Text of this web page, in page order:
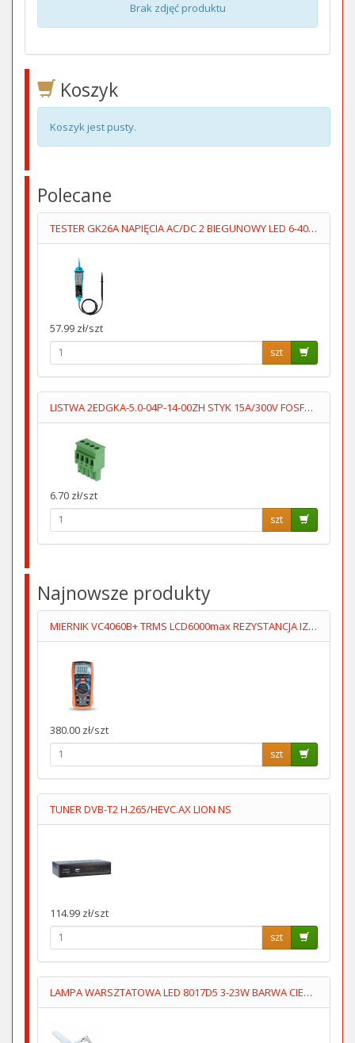
Brak zdjęć produktu
Koszyk
Koszyk jest pusty.
Polecane
TESTER GK26A NAPIĘCIA AC/DC 2 BIEGUNOWY LED 6-400V
57.99 zł/szt
szt
LISTWA 2EDGKA-5.0-04P-14-00ZH STYK 15A/300V FOSFOROBRĄZ
6.70 zł/szt
szt
Najnowsze produkty
MIERNIK VC4060B+ TRMS LCD6000max REZYSTANCJA IZOL 500V/1000V
380.00 zł/szt
szt
TUNER DVB-T2 H.265/HEVC.AX LION NS
114.99 zł/szt
szt
LAMPA WARSZTATOWA LED 8017D5 3-23W BARWA CIEPŁA/ZIMNA